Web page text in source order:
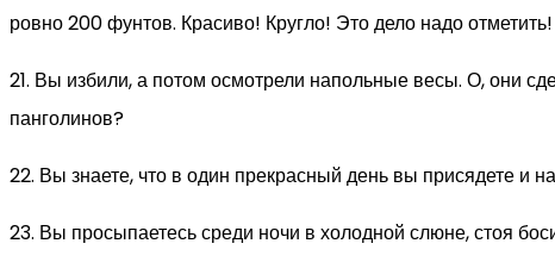
ровно 200 фунтов. Красиво! Кругло! Это дело надо отметить!
21. Вы избили, а потом осмотрели напольные весы. О, они
панголинов?
22. Вы знаете, что в один прекрасный день вы присядете и
23. Вы просыпаетесь среди ночи в холодной слюне, стоя